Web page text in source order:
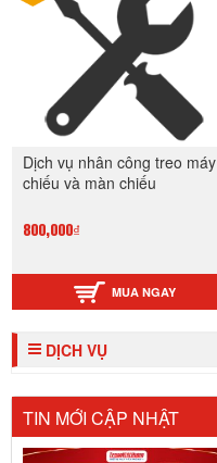
Dịch vụ nhân công treo máy
chiếu và màn chiếu
800,000₫
MUA NGAY
DỊCH VỤ
TIN MỚI CẬP NHẬT